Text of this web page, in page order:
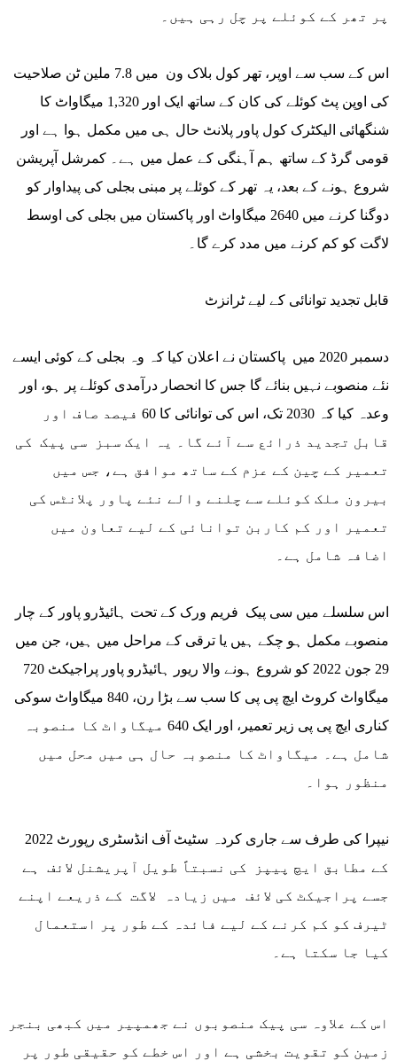
پر تھر کے کوئلے پر چل رہی ہیں۔
اس کے سب سے اوپر، تھر کول بلاک ون میں 7.8 ملین ٹن صلاحیت
کی اوپن پٹ کوئلے کی کان کے ساتھ ایک اور 1,320 میگاواٹ کا
شنگھائی الیکٹرک کول پاور پلانٹ حال ہی میں مکمل ہوا ہے اور
قومی گرڈ کے ساتھ ہم آہنگی کے عمل میں ہے۔ کمرشل آپریشن
شروع ہونے کے بعد، یہ تھر کے کوئلے پر مبنی بجلی کی پیداوار کو
دوگنا کرنے میں 2640 میگاواٹ اور پاکستان میں بجلی کی اوسط
لاگت کو کم کرنے میں مدد کرے گا۔
قابل تجدید توانائی کے لیے ٹرانزٹ
دسمبر 2020 میں پاکستان نے اعلان کیا کہ وہ بجلی کے کوئی ایسے
نئے منصوبے نہیں بنائے گا جس کا انحصار درآمدی کوئلے پر ہو، اور
وعدہ کیا کہ 2030 تک، اس کی توانائی کا 60 فیصد صاف اور
قابل تجدید ذرائع سے آئے گا۔ یہ ایک سبز سی پیک کی
تعمیر کے چین کے عزم کے ساتھ موافق ہے، جس میں
بیرون ملک کوئلے سے چلنے والے نئے پاور پلانٹس کی
تعمیر اور کم کاربن توانائی کے لیے تعاون میں
اضافہ شامل ہے۔
اس سلسلے میں سی پیک فریم ورک کے تحت ہائیڈرو پاور کے چار
منصوبے مکمل ہو چکے ہیں یا ترقی کے مراحل میں ہیں، جن میں
29 جون 2022 کو شروع ہونے والا ریور ہائیڈرو پاور پراجیکٹ 720
میگاواٹ کروٹ ایچ پی پی کا سب سے بڑا رن، 840 میگاواٹ سوکی
کناری ایچ پی پی زیر تعمیر، اور ایک 640 میگاواٹ کا منصوبہ
شامل ہے۔ میگاواٹ کا منصوبہ حال ہی میں محل میں
منظور ہوا۔
نیپرا کی طرف سے جاری کردہ سٹیٹ آف انڈسٹری رپورٹ 2022
کے مطابق ایچ پیپز کی نسبتاً طویل آپریشنل لائف ہے
جسے پراجیکٹ کی لائف میں زیادہ لاگت کے ذریعے اپنے
ٹیرف کو کم کرنے کے لیے فائدہ کے طور پر استعمال
کیا جا سکتا ہے۔
اس کے علاوہ سی پیک منصوبوں نے جھمپیر میں کبھی بنجر
زمین کو تقویت بخشی ہے اور اس خطے کو حقیقی طور پر